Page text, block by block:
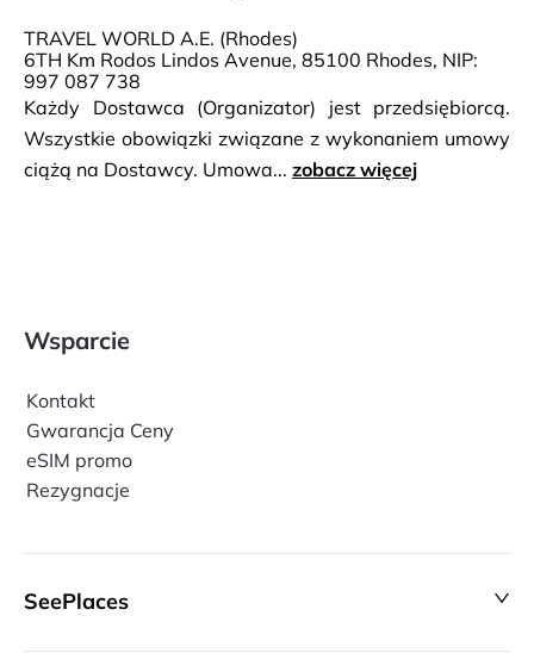
TRAVEL WORLD A.E. (Rhodes)
6TH Km Rodos Lindos Avenue, 85100 Rhodes, NIP:
997 087 738
Każdy Dostawca (Organizator) jest przedsiębiorcą.
Wszystkie obowiązki związane z wykonaniem umowy
ciążą na Dostawcy. Umowa... zobacz więcej
Wsparcie
Kontakt
Gwarancja Ceny
eSIM promo
Rezygnacje
SeePlaces